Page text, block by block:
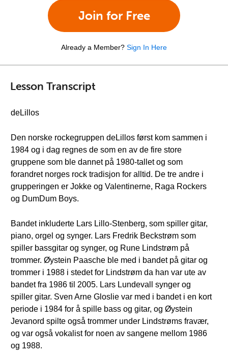
Join for Free
Already a Member? Sign In Here
Lesson Transcript
deLillos
Den norske rockegruppen deLillos først kom sammen i
1984 og i dag regnes de som en av de fire store
gruppene som ble dannet på 1980-tallet og som
forandret norges rock tradisjon for alltid. De tre andre i
grupperingen er Jokke og Valentinerne, Raga Rockers
og DumDum Boys.
Bandet inkluderte Lars Lillo-Stenberg, som spiller gitar,
piano, orgel og synger. Lars Fredrik Beckstrøm som
spiller bassgitar og synger, og Rune Lindstrøm på
trommer. Øystein Paasche ble med i bandet på gitar og
trommer i 1988 i stedet for Lindstrøm da han var ute av
bandet fra 1986 til 2005. Lars Lundevall synger og
spiller gitar. Sven Arne Gloslie var med i bandet i en kort
periode i 1984 for å spille bass og gitar, og Øystein
Jevanord spilte også trommer under Lindstrøms fravær,
og var også vokalist for noen av sangene mellom 1986
og 1988.